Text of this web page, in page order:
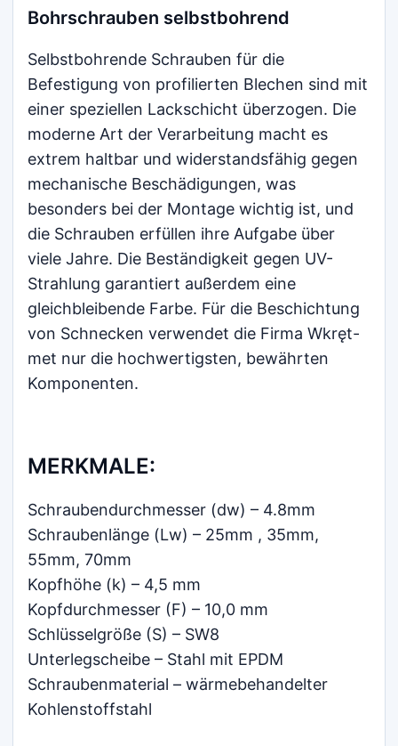
Bohrschrauben selbstbohrend
Selbstbohrende Schrauben für die
Befestigung von profilierten Blechen sind mit
einer speziellen Lackschicht überzogen. Die
moderne Art der Verarbeitung macht es
extrem haltbar und widerstandsfähig gegen
mechanische Beschädigungen, was
besonders bei der Montage wichtig ist, und
die Schrauben erfüllen ihre Aufgabe über
viele Jahre. Die Beständigkeit gegen UV-
Strahlung garantiert außerdem eine
gleichbleibende Farbe. Für die Beschichtung
von Schnecken verwendet die Firma Wkręt-
met nur die hochwertigsten, bewährten
Komponenten.
MERKMALE:
Schraubendurchmesser (dw) – 4.8mm
Schraubenlänge (Lw) – 25mm , 35mm,
55mm, 70mm
Kopfhöhe (k) – 4,5 mm
Kopfdurchmesser (F) – 10,0 mm
Schlüsselgröße (S) – SW8
Unterlegscheibe – Stahl mit EPDM
Schraubenmaterial – wärmebehandelter
Kohlenstoffstahl